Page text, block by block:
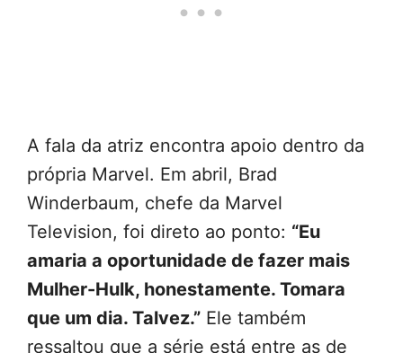
A fala da atriz encontra apoio dentro da
própria Marvel. Em abril, Brad
Winderbaum, chefe da Marvel
Television, foi direto ao ponto: “Eu
amaria a oportunidade de fazer mais
Mulher-Hulk, honestamente. Tomara
que um dia. Talvez.” Ele também
ressaltou que a série está entre as de